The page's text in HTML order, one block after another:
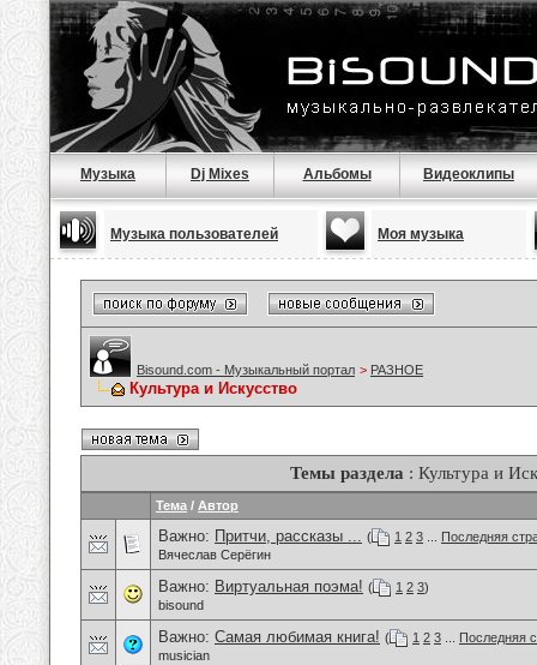
Музыка Dj Mixes Альбомы Видеоклипы
Музыка пользователей Моя музыка
Bisound.com - Музыкальный портал > РАЗНОЕ
Культура и Искусство
Темы раздела : Культура и
Тема / Автор
Важно: Притчи, рассказы ... ( 1 2 3
Последняя
Вячеслав Серёгин
Важно: Виртуальная поэма! ( 1 2 3)
bisound
Важно: Самая любимая книга! ( 1 2 3
Последняя
musician